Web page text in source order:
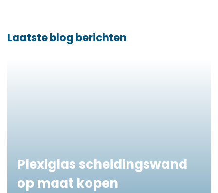
Laatste blog berichten
Plexiglas scheidingswand
op maat kopen